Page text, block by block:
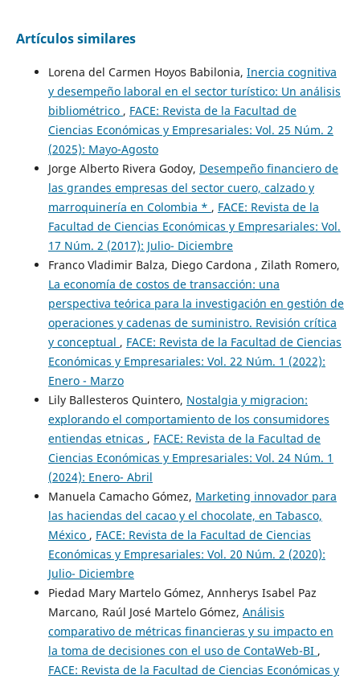
Artículos similares
Lorena del Carmen Hoyos Babilonia, Inercia cognitiva
y desempeño laboral en el sector turístico: Un análisis
bibliométrico , FACE: Revista de la Facultad de
Ciencias Económicas y Empresariales: Vol. 25 Núm. 2
(2025): Mayo-Agosto
Jorge Alberto Rivera Godoy, Desempeño financiero de
las grandes empresas del sector cuero, calzado y
marroquinería en Colombia * , FACE: Revista de la
Facultad de Ciencias Económicas y Empresariales: Vol.
17 Núm. 2 (2017): Julio- Diciembre
Franco Vladimir Balza, Diego Cardona , Zilath Romero,
La economía de costos de transacción: una
perspectiva teórica para la investigación en gestión de
operaciones y cadenas de suministro. Revisión crítica
y conceptual , FACE: Revista de la Facultad de Ciencias
Económicas y Empresariales: Vol. 22 Núm. 1 (2022):
Enero - Marzo
Lily Ballesteros Quintero, Nostalgia y migracion:
explorando el comportamiento de los consumidores
entiendas etnicas , FACE: Revista de la Facultad de
Ciencias Económicas y Empresariales: Vol. 24 Núm. 1
(2024): Enero- Abril
Manuela Camacho Gómez, Marketing innovador para
las haciendas del cacao y el chocolate, en Tabasco,
México , FACE: Revista de la Facultad de Ciencias
Económicas y Empresariales: Vol. 20 Núm. 2 (2020):
Julio- Diciembre
Piedad Mary Martelo Gómez, Annherys Isabel Paz
Marcano, Raúl José Martelo Gómez, Análisis
comparativo de métricas financieras y su impacto en
la toma de decisiones con el uso de ContaWeb-BI ,
FACE: Revista de la Facultad de Ciencias Económicas y